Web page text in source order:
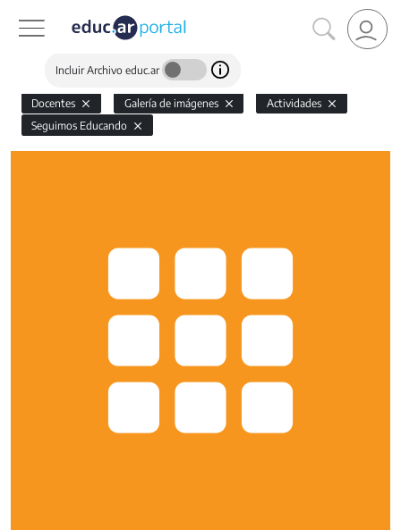
Incluir Archivo educ.ar
Docentes Galería de imágenes
Actividades
Seguimos Educando